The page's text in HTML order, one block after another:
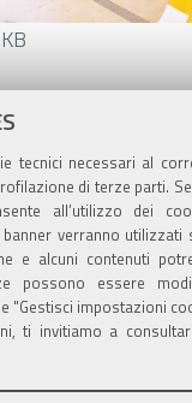
tecnici necessari al
di terze parti.
all’utilizzo dei
verranno utilizzati
e alcuni contenuti
possono essere
"Gestisci impostazioni
ti invitiamo a
27/06/2024
Valuta questo